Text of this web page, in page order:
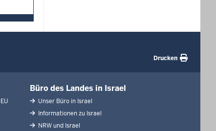
Drucken
Büro des Landes in Israel
Unser Büro in Israel
Informationen zu Israel
NRW und Israel